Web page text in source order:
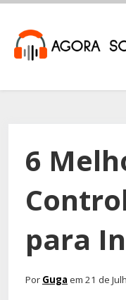
6
para
Por Guga em 21 de